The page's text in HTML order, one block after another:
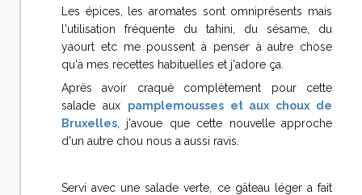
Les épices, les aromates sont omniprésents mais
l'utilisation fréquente du tahini, du sésame, du
yaourt etc me poussent à penser à autre chose
qu'à mes recettes habituelles et j'adore ça.
Après avoir craqué complètement pour cette
salade aux pamplemousses et aux choux de
Bruxelles , j'avoue que cette nouvelle approche
d'un autre chou nous a aussi ravis.
Servi avec une salade verte, ce gâteau léger a fait